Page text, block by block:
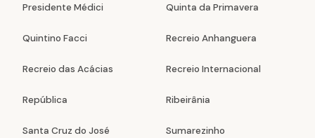
Presidente Médici Quinta da Primavera
Quintino Facci Recreio Anhanguera
Recreio das Acácias Recreio Internacional
República Ribeirânia
Santa Cruz do José
Sumarezinho